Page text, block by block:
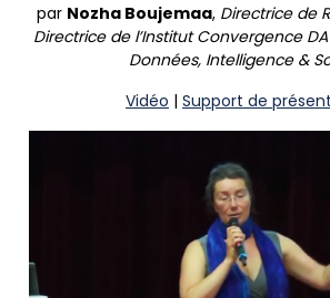
par Nozha Boujemaa, Directrice de
Directrice de l’Institut Convergence
Données, Intelligence &
Vidéo | Support de